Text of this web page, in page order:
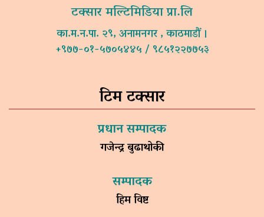
टक्सार मल्टिमिडिया प्रा.लि
का.म.न.पा. २९, अनामनगर , काठमाडौं ।
+९७७-०१-५७०५४४५ / ९८५१२२७७५३
टिम टक्सार
प्रधान सम्पादक
गजेन्द्र बुढाथोकी
सम्पादक
हिम विष्ट